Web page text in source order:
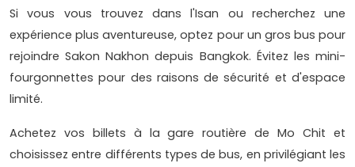
Si vous vous trouvez dans l'Isan ou recherchez une
expérience plus aventureuse, optez pour un gros bus pour
rejoindre Sakon Nakhon depuis Bangkok. Évitez les mini-
fourgonnettes pour des raisons de sécurité et d'espace
limité.
Achetez vos billets à la gare routière de Mo Chit et
choisissez entre différents types de bus, en privilégiant les